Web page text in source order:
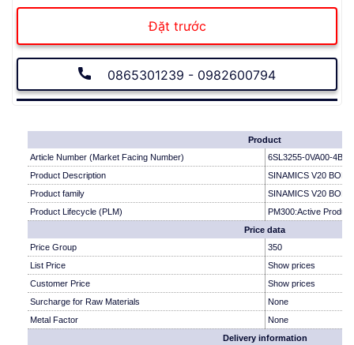
Đặt trước
0865301239 - 0982600794
Product
Article Number (Market Facing Number)
6SL3255-0VA00-4BA1
Product Description
SINAMICS V20 BOP
Product family
SINAMICS V20 BOP
Product Lifecycle (PLM)
PM300:Active Product
Price data
Price Group
350
List Price
Show prices
Customer Price
Show prices
Surcharge for Raw Materials
None
Metal Factor
None
Delivery information